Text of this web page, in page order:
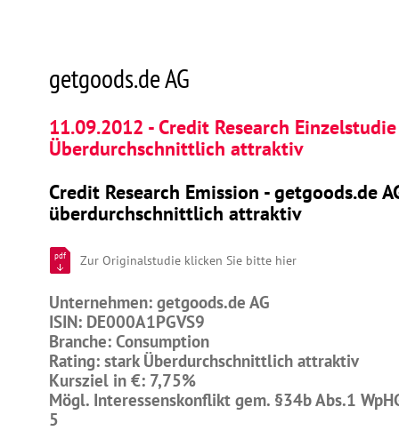
getgoods.de AG
11.09.2012 - Credit Research
Überdurchschnittlich attraktiv
Credit Research Emission - getgoods.de
überdurchschnittlich attraktiv
pdf Zur Originalstudie klicken Sie bitte hier
Unternehmen: getgoods.de AG
ISIN: DE000A1PGVS9
Branche: Consumption
Rating: stark Überdurchschnittlich attraktiv
Kursziel in €: 7,75%
Mögl. Interessenskonflikt gem. §34b Abs.1
5